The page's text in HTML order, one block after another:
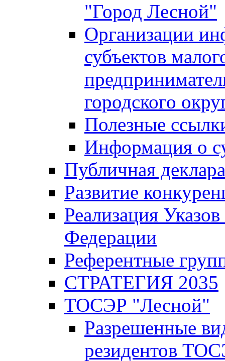
"Город Лесной"
Организации
субъектов
городского
Полезные
Информация о
Публичная
Развитие
Реализация
Федерации
Референтные
СТРАТЕГИЯ 2035
ТОСЭР "Лесной"
Разрешенные
резидентов